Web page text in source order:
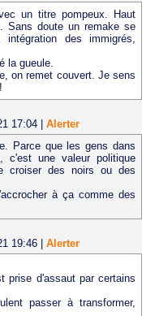
un titre pompeux. Haut
Sans doute un remake se
des immigrés,
la gueule.
on remet couvert. Je sens
17:04 | Alerter
Parce que les gens dans
c'est une valeur politique
croiser des noirs ou des
à ça comme des
19:46
Alerter
prise d'assaut par certains
passer à transformer,